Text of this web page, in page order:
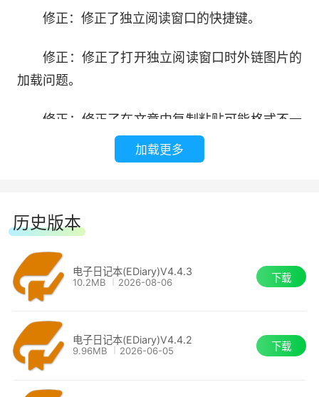
修正：修正了独立阅读窗口的快捷键。
修正：修正了打开独立阅读窗口时外链图片的
加载问题。
修正：修正了在文章中复制粘贴可能格式不一
调整：双击编辑器中的图片不进入编辑模式。
调整：清除格式时使用正文样式。
电子日记本(EDiary) 4.3.10
修正：修正了添加和编辑超链接功能失效的问
题。
加载更多
历史版本
电子日记本(EDiary)V4.4.3
10.2MB 2026-08-06 下载
电子日记本(EDiary)V4.4.2
9.96MB 2026-06-05 下载